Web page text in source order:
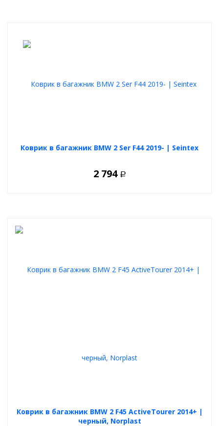
Коврик в багажник BMW 2 Ser F44 2019- | Seintex
2 794 Р
Коврик в багажник BMW 2 F45 ActiveTourer 2014+ |
черный, Norplast